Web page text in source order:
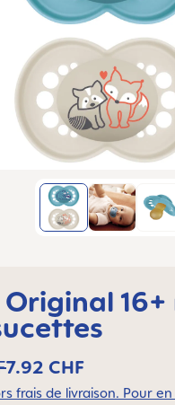
7.92 CHF
frais de livraison. Pour